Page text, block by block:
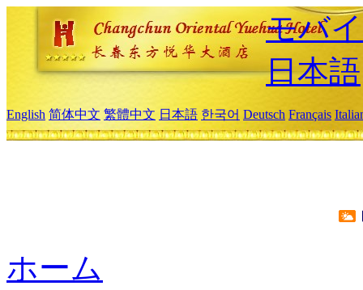
モバ
日本語
English 简体中文 繁體中文 日本語 한국어 Deutsch Français
ホーム